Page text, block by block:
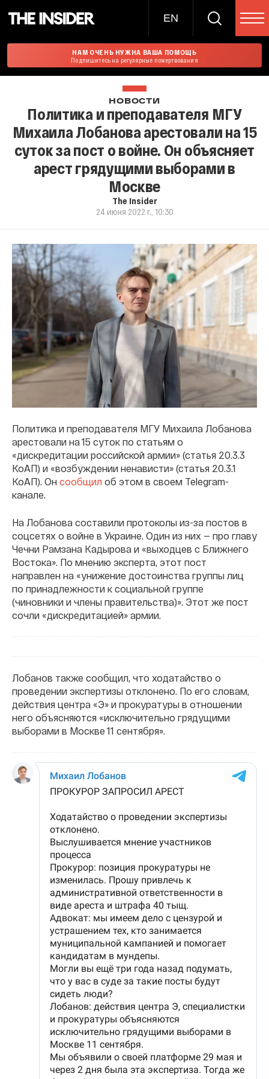
EN
НАМ ОЧЕНЬ НУЖНА ВАША ПОМОЩЬ
Подпишитесь на регулярные пожертвования
НОВОСТИ
Политика и преподавателя МГУ
Михаила Лобанова арестовали на 15
суток за пост о войне. Он объясняет
арест грядущими выборами в
Москве
The Insider
24 июня 2022 г., 10:30
Политика и преподавателя МГУ Михаила Лобанова
арестовали на 15 суток по статьям о
«дискредитации российской армии» (статья 20.3.3
КоАП) и «возбуждении ненависти» (статья 20.3.1
КоАП). Он сообщил об этом в своем Telegram-
канале.
На Лобанова составили протоколы из-за постов в
соцсетях о войне в Украине. Один из них — про главу
Чечни Рамзана Кадырова и «выходцев с Ближнего
Востока». По мнению эксперта, этот пост
направлен на «унижение достоинства группы лиц
по принадлежности к социальной группе
(чиновники и члены правительства)». Этот же пост
сочли «дискредитацией» армии.
Лобанов также сообщил, что ходатайство о
проведении экспертизы отклонено. По его словам,
действия центра «Э» и прокуратуры в отношении
него объясняются «исключительно грядущими
выборами в Москве 11 сентября».